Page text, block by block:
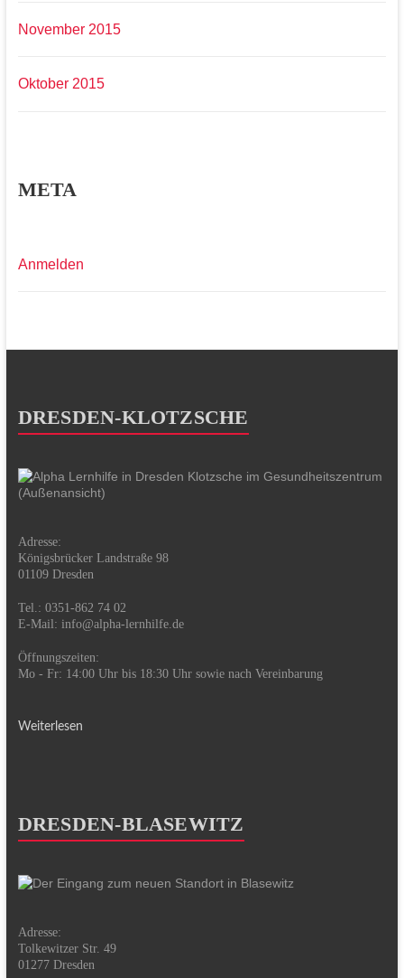
November 2015
Oktober 2015
META
Anmelden
DRESDEN-KLOTZSCHE
Adresse:
Königsbrücker Landstraße 98
01109 Dresden
Tel.: 0351-862 74 02
E-Mail: info@alpha-lernhilfe.de
Öffnungszeiten:
Mo - Fr: 14:00 Uhr bis 18:30 Uhr sowie nach Vereinbarung
Weiterlesen
DRESDEN-BLASEWITZ
Adresse:
Tolkewitzer Str. 49
01277 Dresden